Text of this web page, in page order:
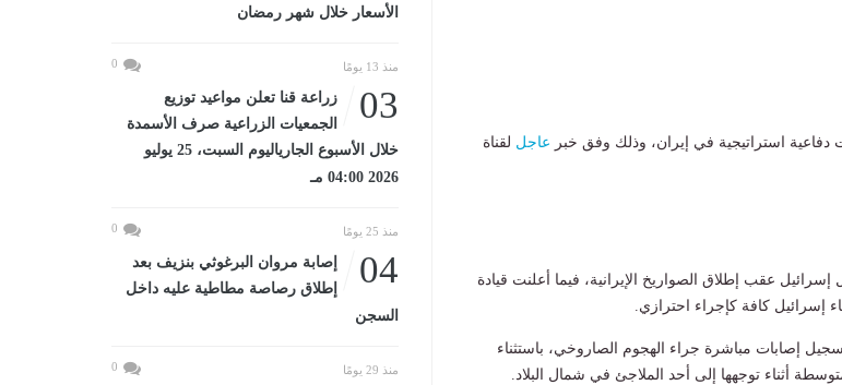
استراتيجية في إيران، وذلك وفق خبر عاجل لقناة
عقب إطلاق الصواريخ الإيرانية، فيما أعلنت قيادة
إسرائيل كافة كإجراء احترازي.
إصابات مباشرة جراء الهجوم الصاروخي، باستثناء
الأسعار خلال شهر رمضان
منذ 13 يومًا 0
03
زراعة قنا تعلن مواعيد توزيع
الجمعيات الزراعية صرف الأسمدة
خلال الأسبوع الجارياليوم السبت، 25 يوليو
2026 04:00 مـ
منذ 25 يومًا 0
04
إصابة مروان البرغوثي بنزيف بعد
إطلاق رصاصة مطاطية عليه داخل
السجن
منذ 29 يومًا 0